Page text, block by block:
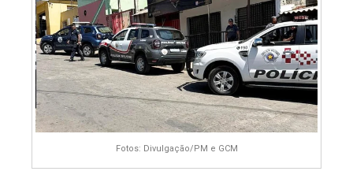
Fotos: Divulgação/PM e GCM